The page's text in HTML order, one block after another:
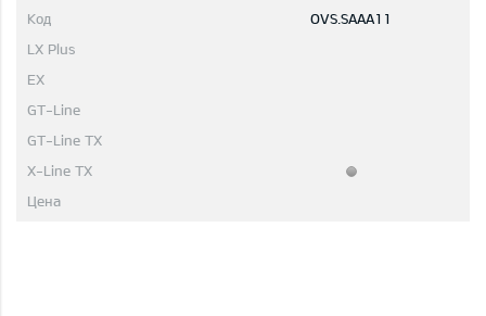
OVS.SAAA11